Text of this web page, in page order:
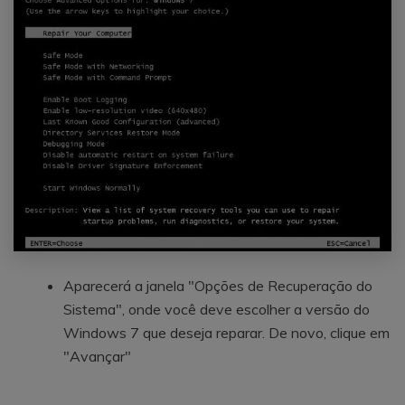
Aparecerá a janela "Opções de Recuperação do
Sistema", onde você deve escolher a versão do
Windows 7 que deseja reparar. De novo, clique em
"Avançar"